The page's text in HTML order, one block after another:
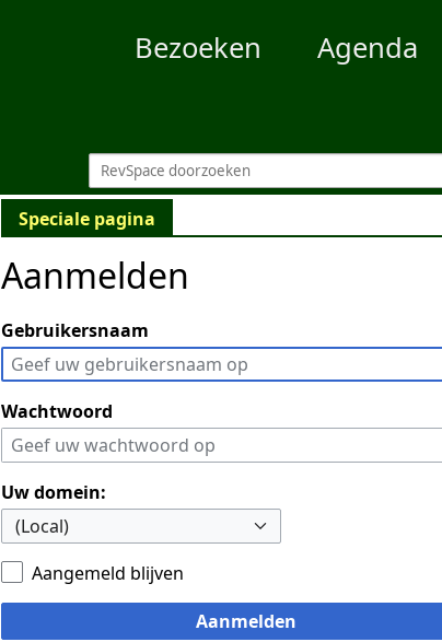
Bezoeken Agenda
Speciale pagina
Aanmelden
Gebruikersnaam
Wachtwoord
Uw domein:
Aangemeld blijven
Aanmelden